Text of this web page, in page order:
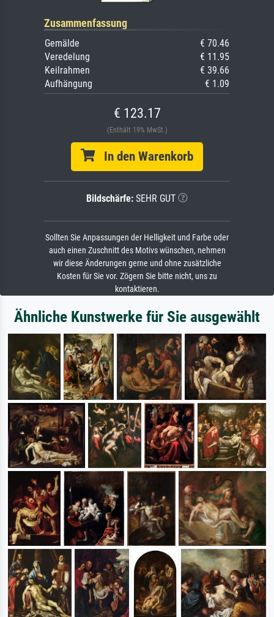
Zusammenfassung
Gemälde
€ 70.46
Veredelung
€ 11.95
Keilrahmen
€ 39.66
Aufhängung
€ 1.09
€ 123.17
(Enthält 19% MwSt.)
In den Warenkorb
Bildschärfe: SEHR GUT
Sollten Sie Anpassungen der Helligkeit und Farbe oder
auch einen Zuschnitt des Motivs wünschen, nehmen
wir diese Änderungen gerne und ohne zusätzliche
Kosten für Sie vor. Zögern Sie bitte nicht, uns zu
kontaktieren.
Ähnliche Kunstwerke für Sie ausgewählt